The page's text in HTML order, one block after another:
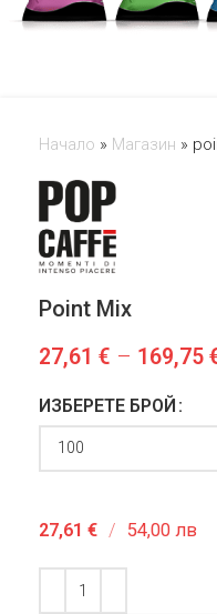
Начало » Магазин »
Point Mix
27,61 € – 169,75
ИЗБЕРЕТЕ БРОЙ
27,61 € / 54,00 лв